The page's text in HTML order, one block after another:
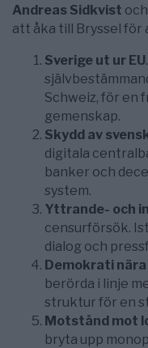
Andreas Sidkvist
att åka till Bryssel för
Sverige ut ur EU
Schweiz, för en
gemenskap.
Skydd av
digitala
banker och
system.
Yttrande- och
censurförsök.
dialog och
Demokrati
berörda i linje
struktur för en
Motstånd mot
bryta upp